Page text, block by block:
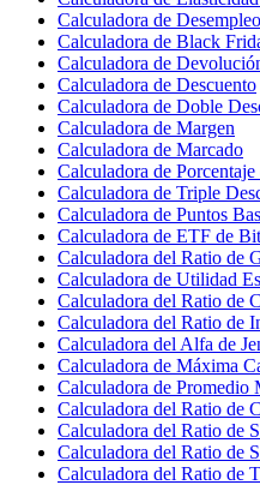
Calculadora de
Calculadora de Black
Calculadora de
Calculadora de Descuento
Calculadora de Doble
Calculadora de Margen
Calculadora de Marcado
Calculadora de
Calculadora de Triple
Calculadora de Puntos
Calculadora de ETF de
Calculadora del Ratio de
Calculadora de Utilidad
Calculadora del Ratio de
Calculadora del Ratio de
Calculadora del Alfa de
Calculadora de Máxima
Calculadora de Promedio
Calculadora del Ratio de
Calculadora del Ratio de
Calculadora del Ratio de
Calculadora del Ratio de